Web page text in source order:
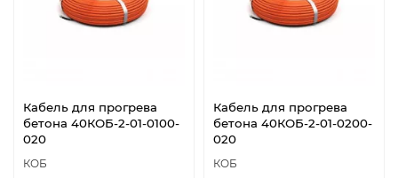
Кабель для прогрева
бетона 40КОБ-2-01-0100-
020
КОБ
Кабель для прогрева
бетона 40КОБ-2-01-0200-
020
КОБ